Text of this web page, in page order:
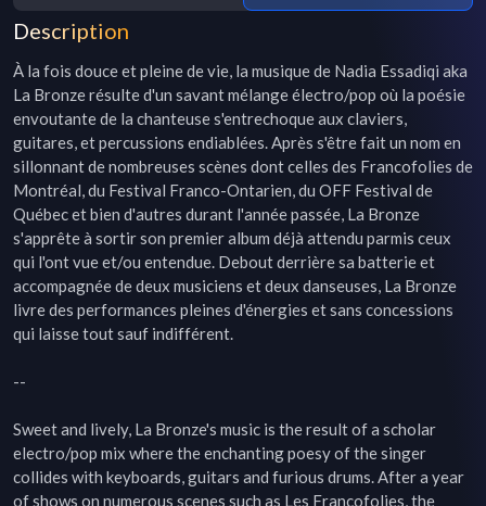
Description
À la fois douce et pleine de vie, la musique de Nadia Essadiqi aka
La Bronze résulte d'un savant mélange électro/pop où la poésie
envoutante de la chanteuse s'entrechoque aux claviers,
guitares, et percussions endiablées. Après s'être fait un nom en
sillonnant de nombreuses scènes dont celles des Francofolies de
Montréal, du Festival Franco-Ontarien, du OFF Festival de
Québec et bien d'autres durant l'année passée, La Bronze
s'apprête à sortir son premier album déjà attendu parmis ceux
qui l'ont vue et/ou entendue. Debout derrière sa batterie et
accompagnée de deux musiciens et deux danseuses, La Bronze
livre des performances pleines d'énergies et sans concessions
qui laisse tout sauf indifférent.
--
Sweet and lively, La Bronze's music is the result of a scholar
electro/pop mix where the enchanting poesy of the singer
collides with keyboards, guitars and furious drums. After a year
of shows on numerous scenes such as Les Francofolies, the